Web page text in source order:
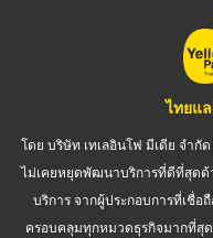
ไทยแ
โดย บริษัท เทเลอินโฟ มีเดีย จำกั
ไม่เคยหยุดพัฒนาบริการที่ดีที่สุดด้
บริการ จากผู้ประกอบการที่เชื่
ครอบคลุมทุกหมวดธุรกิจมากที่สุ